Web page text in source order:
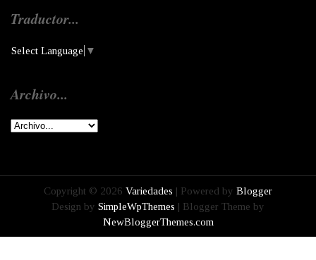
Traductor...
Select Language ▼
Archivo...
Copyright © 2026 Variedades | Powered by Blogger
Design by SimpleWpThemes | Blogger Theme by
NewBloggerThemes.com